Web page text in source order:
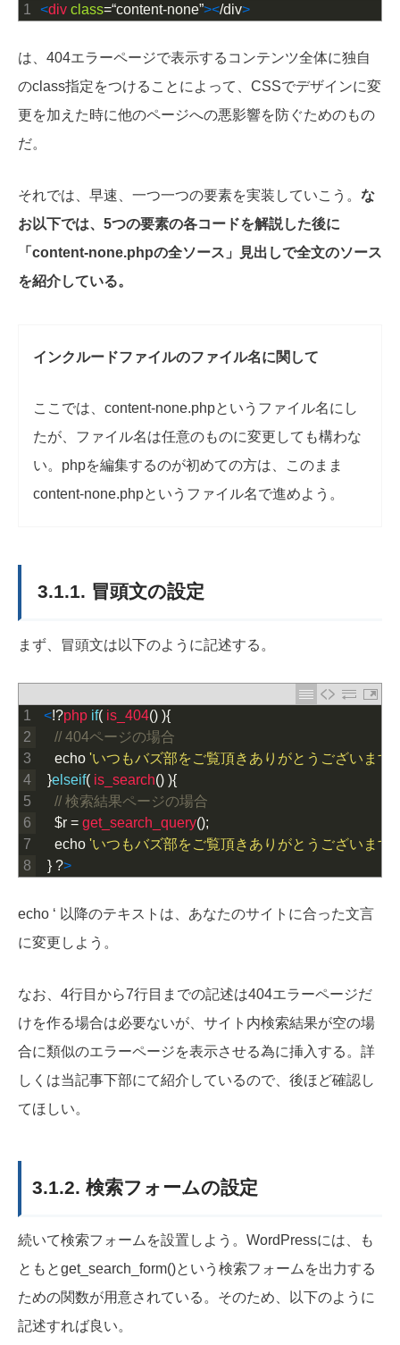
1 <div class=“content-none”></div>
は、404エラーページで表示するコンテンツ全体に独自
のclass指定をつけることによって、CSSでデザインに変
更を加えた時に他のページへの悪影響を防ぐためのもの
だ。
それでは、早速、一つ一つの要素を実装していこう。 な
お以下では、5つの要素の各コードを解説した後に
「content-none.phpの全ソース」見出しで全文のソース
を紹介している。
インクルードファイルのファイル名に関して
ここでは、content-none.phpというファイル名にし
たが、ファイル名は任意のものに変更しても構わな
い。phpを編集するのが初めての方は、このまま
content-none.phpというファイル名で進めよう。
3.1.1. 冒頭文の設定
まず、冒頭文は以下のように記述する。
1
2
3
4
5
6
7
8
<!?php if( is_404() ){
// 404ページの場合
echo 'いつもバズ部をご覧頂きありがとうございま
}elseif( is_search() ){
// 検索結果ページの場合
$r = get_search_query();
echo 'いつもバズ部をご覧頂きありがとうございます
} ?>
echo ‘ 以降のテキストは、あなたのサイトに合った文言
に変更しよう。
なお、4行目から7行目までの記述は404エラーページだ
けを作る場合は必要ないが、サイト内検索結果が空の場
合に類似のエラーページを表示させる為に挿入する。詳
しくは当記事下部にて紹介しているので、後ほど確認し
てほしい。
3.1.2. 検索フォームの設定
続いて検索フォームを設置しよう。WordPressには、も
ともとget_search_form()という検索フォームを出力する
ための関数が用意されている。そのため、以下のように
記述すれば良い。